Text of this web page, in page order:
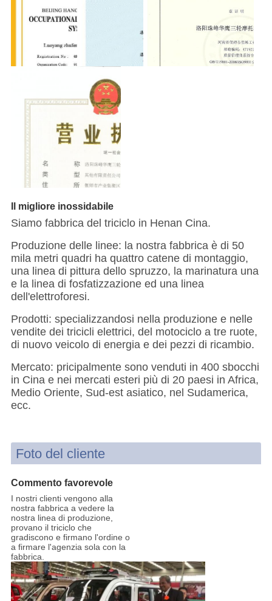
Il migliore inossidabile
Siamo fabbrica del triciclo in Henan Cina.
Produzione delle linee: la nostra fabbrica è di 50
mila metri quadri ha quattro catene di montaggio,
una linea di pittura dello spruzzo, la marinatura una
e la linea di fosfatizzazione ed una linea
dell'elettroforesi.
Prodotti: specializzandosi nella produzione e nelle
vendite dei tricicli elettrici, del motociclo a tre ruote,
di nuovo veicolo di energia e dei pezzi di ricambio.
Mercato: pricipalmente sono venduti in 400 sbocchi
in Cina e nei mercati esteri più di 20 paesi in Africa,
Medio Oriente, Sud-est asiatico, nel Sudamerica,
ecc.
Foto del cliente
Commento favorevole
I nostri clienti vengono alla
nostra fabbrica a vedere la
nostra linea di produzione,
provano il triciclo che
gradiscono e firmano l'ordine o
a firmare l'agenzia sola con la
fabbrica.